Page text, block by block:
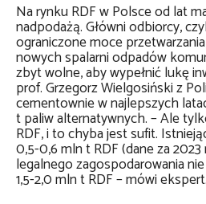
Na rynku RDF w Polsce od lat
nadpodażą. Główni odbiorcy,
ograniczone moce
nowych spalarni odpadów
zbyt wolne, aby wypełnić lukę
prof. Grzegorz Wielgosiński z
cementownie w najlepszych
t paliw alternatywnych. – Ale
RDF, i to chyba jest sufit.
0,5-0,6 mln t RDF (dane za
legalnego zagospodarowania
1,5-2,0 mln t RDF – mówi ekspert.